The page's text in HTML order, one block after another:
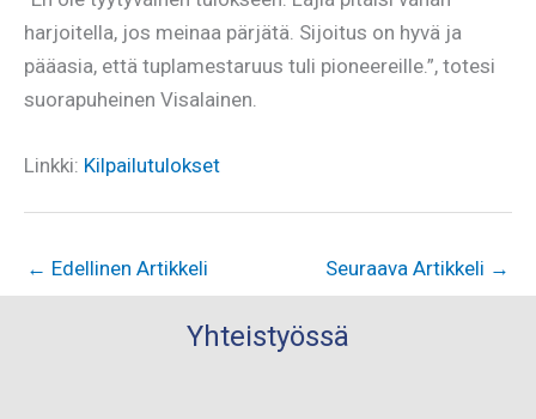
harjoitella, jos meinaa pärjätä. Sijoitus on hyvä ja
pääasia, että tuplamestaruus tuli pioneereille.”, totesi
suorapuheinen Visalainen.
Linkki: Kilpailutulokset
← Edellinen Artikkeli Seuraava Artikkeli →
Yhteistyössä